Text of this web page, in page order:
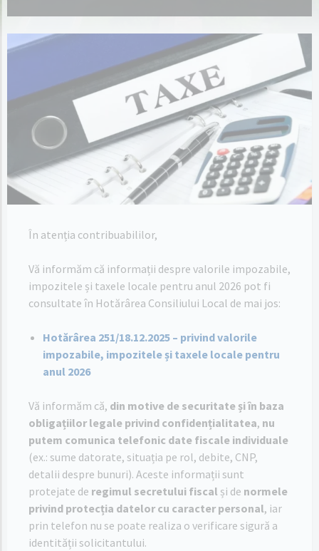
În atenția contribuabililor,
Vă informăm că informații despre valorile impozabile,
impozitele și taxele locale pentru anul 2026 pot fi
consultate în Hotărârea Consiliului Local de mai jos:
Hotărârea 251/18.12.2025 – privind valorile
impozabile, impozitele și taxele locale pentru
anul 2026
Vă informăm că, din motive de securitate și în baza
obligațiilor legale privind confidențialitatea, nu
putem comunica telefonic date fiscale individuale
(ex.: sume datorate, situația pe rol, debite, CNP,
detalii despre bunuri). Aceste informații sunt
protejate de regimul secretului fiscal și de normele
privind protecția datelor cu caracter personal, iar
prin telefon nu se poate realiza o verificare sigură a
identității solicitantului.